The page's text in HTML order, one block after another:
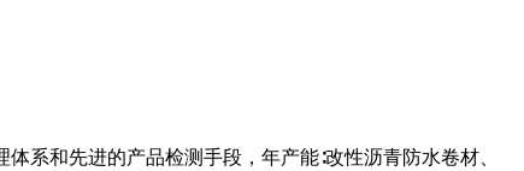
系和先进的产品检测手段，年产能∶改性沥青防水卷材、